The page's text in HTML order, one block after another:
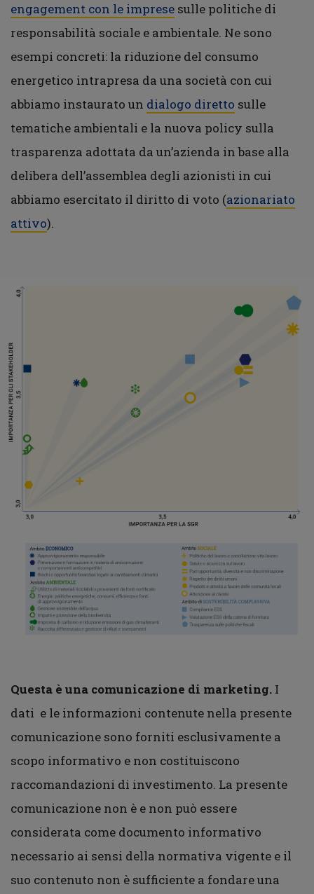
engagement con le imprese sulle politiche di
responsabilità sociale e ambientale. Ne sono
esempi concreti: la riduzione del consumo
energetico intrapresa da una società con cui
abbiamo instaurato un dialogo diretto sulle
tematiche ambientali e la nuova policy sulla
trasparenza adottata da un’azienda in base alla
delibera dell’assemblea degli azionisti in cui
abbiamo esercitato il diritto di voto (azionariato
attivo).
Questa è una comunicazione di marketing. I
dati e le informazioni contenute nella presente
comunicazione sono forniti esclusivamente a
scopo informativo e non costituiscono
raccomandazioni di investimento. La presente
comunicazione non è e non può essere
considerata come documento informativo
necessario ai sensi della normativa vigente e il
suo contenuto non è sufficiente a fondare una